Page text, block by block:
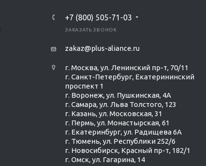
+7 (800) 505-71-03
ЗАКАЗАТЬ ЗВОНОК
zakaz@plus-aliance.ru
г. Москва, ул. Ленинский пр-т, 70/11
г. Санкт-Петербург, Екатерининский
проспект 1
г. Воронеж, ул. Пушкинская, 4А
г. Самара, ул. Льва Толстого, 123
г. Казань, ул. Московская, 31
г. Пермь, ул. Монастырская, 61
г. Екатеринбург, ул. Радищева 6А
г. Тюмень, ул. Республики 252/6
г. Новосибирск, Красный пр-т, 182/1
г. Омск, ул. ​Гагарина, 14